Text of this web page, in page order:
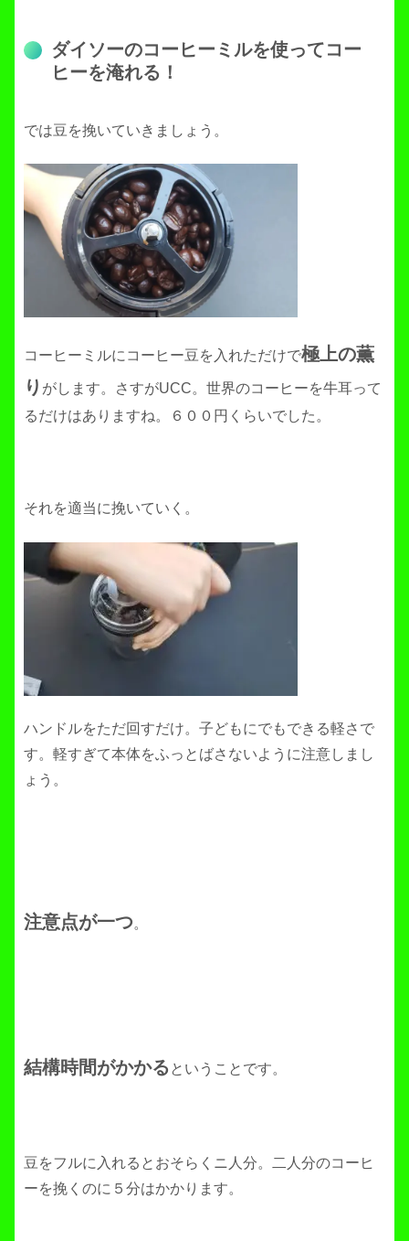
ダイソーのコーヒーミルを使ってコー
ヒーを淹れる！
では豆を挽いていきましょう。
コーヒーミルにコーヒー豆を入れただけで極上の薫
り がします。さすがUCC。世界のコーヒーを牛耳って
るだけはありますね。６００円くらいでした。
それを適当に挽いていく。
ハンドルをただ回すだけ。子どもにでもできる軽さで
す。軽すぎて本体をふっとばさないように注意しまし
ょう。
注意点が一つ。
結構時間がかかる ということです。
豆をフルに入れるとおそらくニ人分。二人分のコーヒ
ーを挽くのに５分はかかります。